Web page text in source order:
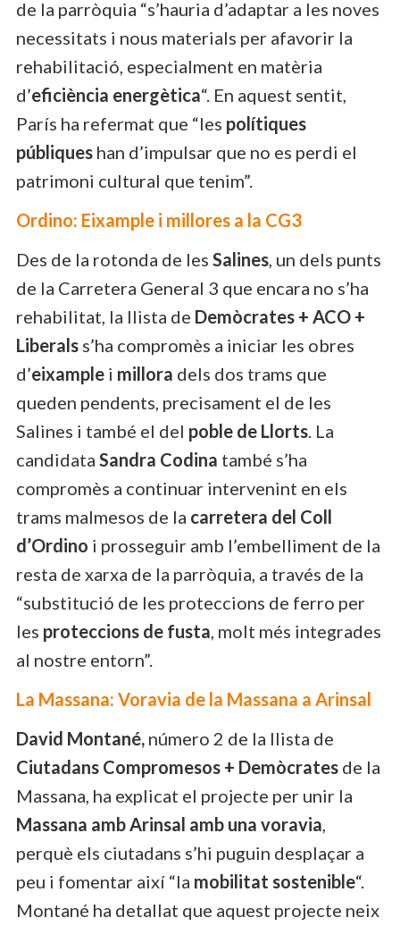
de la parròquia “s’hauria d’adaptar a les noves
necessitats i nous materials per afavorir la
rehabilitació, especialment en matèria
d’eficiència energètica“. En aquest sentit,
París ha refermat que “les polítiques
públiques han d’impulsar que no es perdi el
patrimoni cultural que tenim”.
Ordino: Eixample i millores a la CG3
Des de la rotonda de les Salines, un dels punts
de la Carretera General 3 que encara no s’ha
rehabilitat, la llista de Demòcrates + ACO +
Liberals s’ha compromès a iniciar les obres
d’eixample i millora dels dos trams que
queden pendents, precisament el de les
Salines i també el del poble de Llorts. La
candidata Sandra Codina també s’ha
compromès a continuar intervenint en els
trams malmesos de la carretera del Coll
d’Ordino i prosseguir amb l’embelliment de la
resta de xarxa de la parròquia, a través de la
“substitució de les proteccions de ferro per
les proteccions de fusta, molt més integrades
al nostre entorn”.
La Massana: Voravia de la Massana a Arinsal
David Montané, número 2 de la llista de
Ciutadans Compromesos + Demòcrates de la
Massana, ha explicat el projecte per unir la
Massana amb Arinsal amb una voravia,
perquè els ciutadans s’hi puguin desplaçar a
peu i fomentar així “la mobilitat sostenible“.
Montané ha detallat que aquest projecte neix